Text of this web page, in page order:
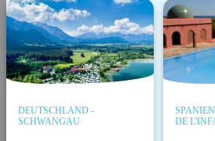
DEUTSCHLAND -
SCHWANGAU
DE